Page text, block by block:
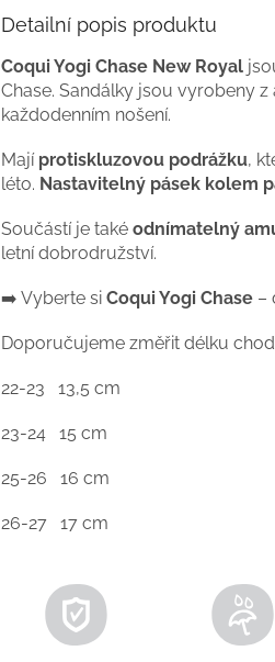
Detailní popis produktu
Coqui Yogi Chase New Royal
Chase. Sandálky jsou vyrobeny
každodenním nošení.
Mají protiskluzovou podrážku,
léto. Nastavitelný pásek kolem
Součástí je také odnímatelný
letní dobrodružství.
➡️ Vyberte si Coqui Yogi Chase –
Doporučujeme změřit délku
22-23 13,5 cm
23-24 15 cm
25-26 16 cm
26-27 17 cm